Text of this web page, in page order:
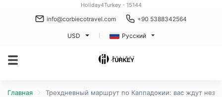
Holiday4Turkey - 15144
info@corbiecotravel.com +90 5388342564
USD Русский
Главная Трехдневный маршрут по Каппадокии: вас ждут